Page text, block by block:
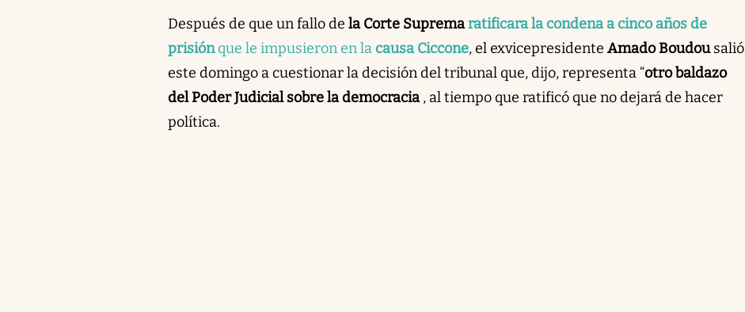
Después de que un fallo de la Corte Supremaratificara la condena a cinco años de
prisiónque le impusieron en lacausa Ciccone, el exvicepresidente Amado Boudousalió
este domingo a cuestionar la decisión del tribunal que, dijo, representa “otro baldazo
del Poder Judicial sobre la democracia, al tiempo que ratificó que no dejará de hacer
política.